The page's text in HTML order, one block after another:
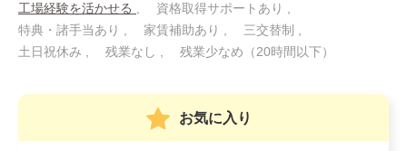
工場経験を活かせる
資格取得サポートあり
特典・諸手当あり
家賃補助あり
三交替制
土日祝休み
残業なし 残業少なめ（20時間以下）
お気に入り